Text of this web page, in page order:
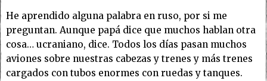
He aprendido alguna palabra en ruso, por si me
preguntan. Aunque papá dice que muchos hablan otra
cosa… ucraniano, dice. Todos los días pasan muchos
aviones sobre nuestras cabezas y trenes y más trenes
cargados con tubos enormes con ruedas y tanques.